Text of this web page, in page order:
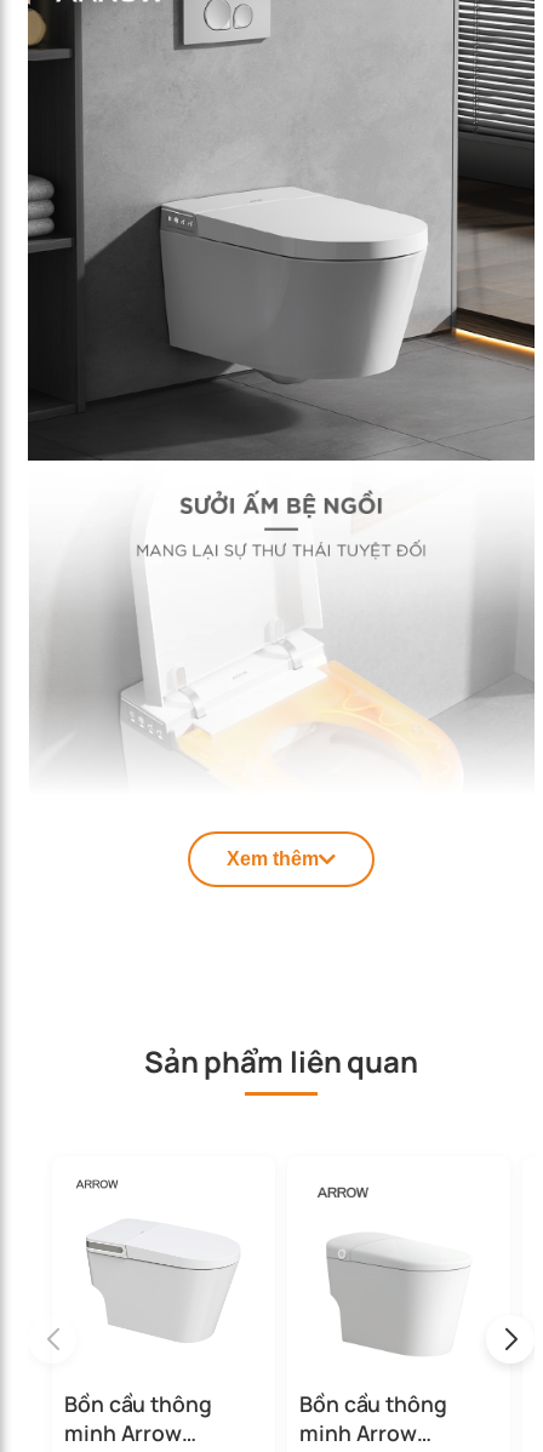
Xem thêm
Sản phẩm liên quan
Bồn cầu thông
minh Arrow
Bồn cầu thông
minh Arrow